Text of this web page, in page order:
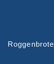
Roggenbrote